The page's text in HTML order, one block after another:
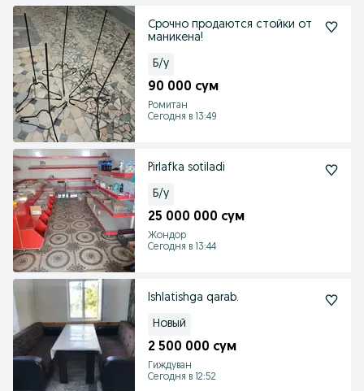
Срочно продаются стойки от
маникена!
Б/у
90 000 сум
Ромитан
Сегодня в 13:49
Pirlafka sotiladi
Б/у
25 000 000 сум
Жондор
Сегодня в 13:44
Ishlatishga qarab.
Новый
2 500 000 сум
Гиждуван
Сегодня в 12:52